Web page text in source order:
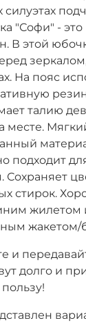
"Софи" -
В этой
На пояс
талию
месте.
подходит
Сохраняет
стирок.
жилетом
жакетом/
и
долго и